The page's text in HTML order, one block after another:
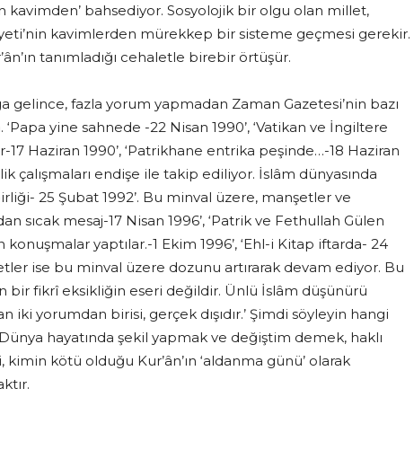
kavimden’ bahsediyor. Sosyolojik bir olgu olan millet,
kavimlerden mürekkep bir sisteme geçmesi gerekir.
tanımladığı cehaletle birebir örtüşür.
gelince, fazla yorum yapmadan Zaman Gazetesi’nin bazı
yine sahnede -22 Nisan 1990’, ‘Vatikan ve İngiltere
Haziran 1990’, ‘Patrikhane entrika peşinde…-18 Haziran
çalışmaları endişe ile takip ediliyor. İslâm dünyasında
25 Şubat 1992’. Bu minval üzere, manşetler ve
sıcak mesaj-17 Nisan 1996’, ‘Patrik ve Fethullah Gülen
yaptılar.-1 Ekim 1996’, ‘Ehl-i Kitap iftarda- 24
ise bu minval üzere dozunu artırarak devam ediyor. Bu
fikrî eksikliğin eseri değildir. Ünlü İslâm düşünürü
iki yorumdan birisi, gerçek dışıdır.’ Şimdi söyleyin hangi
hayatında şekil yapmak ve değiştim demek, haklı
kötü olduğu Kur’ân’ın ‘aldanma günü’ olarak